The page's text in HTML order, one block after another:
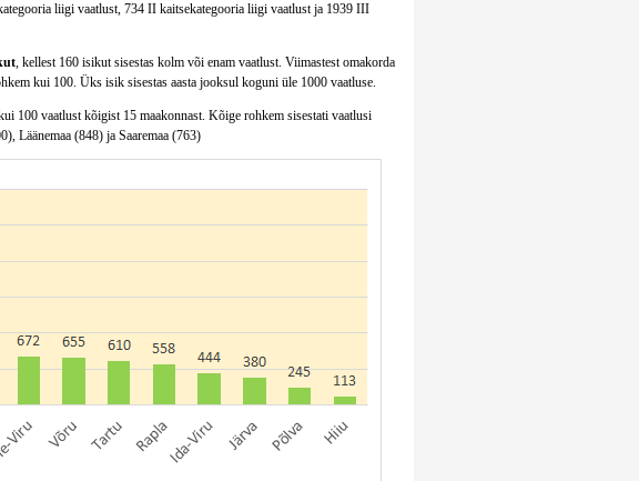
liigi vaatlust, 734 II kaitsekategooria liigi vaatlust ja 1939 III
, kellest 160 isikut sisestas kolm või enam vaatlust. Viimastest omakorda
kui 100. Üks isik sisestas aasta jooksul koguni üle 1000 vaatluse.
100 vaatlust kõigist 15 maakonnast. Kõige rohkem sisestati vaatlusi
Läänemaa (848) ja Saaremaa (763)